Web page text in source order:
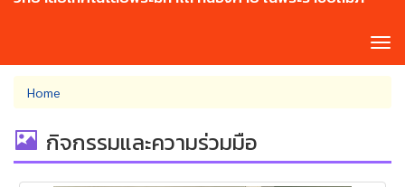
You
are
here
Home
กิจกรรมและความร่วมมือ